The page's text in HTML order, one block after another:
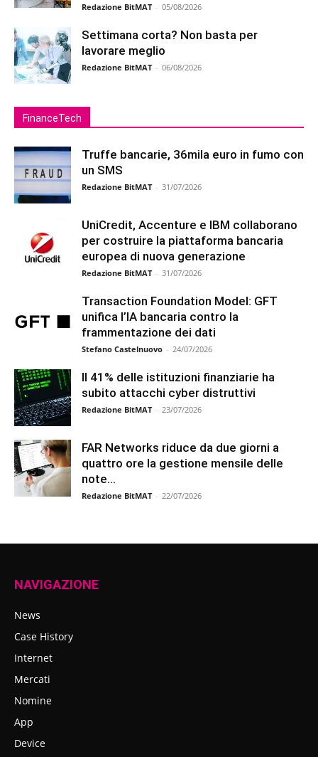
Redazione BitMAT - 05/08/2026
Settimana corta? Non basta per
lavorare meglio
Redazione BitMAT - 06/08/2026
FinanceTech
Truffe bancarie, 36mila euro in fumo con
un SMS
Redazione BitMAT - 31/07/2026
UniCredit, Accenture e IBM collaborano
per costruire la piattaforma bancaria
europea di nuova generazione
Redazione BitMAT - 31/07/2026
Transaction Foundation Model: GFT
unifica l’IA bancaria contro la
frammentazione dei dati
Stefano Castelnuovo - 24/07/2026
Il 41% delle istituzioni finanziarie ha
subito attacchi cyber distruttivi
Redazione BitMAT - 23/07/2026
FAR Networks riduce da due giorni a
quattro ore la gestione mensile delle
note...
Redazione BitMAT - 22/07/2026
NAVIGAZIONE
News
Case History
Internet
Mercati
Nomine
App
Device